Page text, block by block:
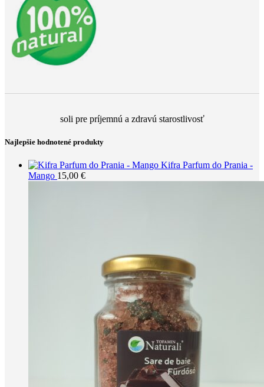
soli pre príjemnú a zdravú starostlivosť
Najlepšie hodnotené produkty
Kifra Parfum do Prania -
Mango 15,00 €